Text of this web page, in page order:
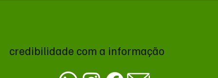
credibilidade com a informação